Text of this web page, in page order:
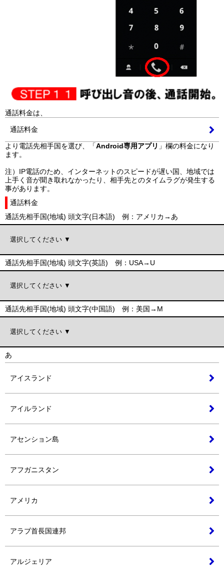
通話料金は、
通話料金
より電話先相手国を選び、「Android専用アプリ 」欄の料金になり
ます。
注）IP電話のため、インターネットのスピードが遅い国、地域では
上手く音が聞き取れなかったり、相手先とのタイムラグが発生する
事があります。
通話料金
通話先相手国(地域) 頭文字(日本語) 例：アメリカ→あ
通話先相手国(地域) 頭文字(英語) 例：USA→U
通話先相手国(地域) 頭文字(中国語) 例：美国→M
あ
アイスランド
アイルランド
アセンション島
アフガニスタン
アメリカ
アラブ首長国連邦
アルジェリア